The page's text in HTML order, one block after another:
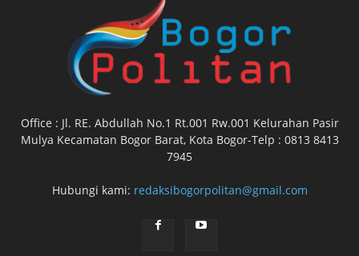
Office : Jl. RE. Abdullah No.1 Rt.001 Rw.001 Kelurahan Pasir
Mulya Kecamatan Bogor Barat, Kota Bogor-Telp : 0813 8413
7945
Hubungi kami: redaksibogorpolitan@gmail.com